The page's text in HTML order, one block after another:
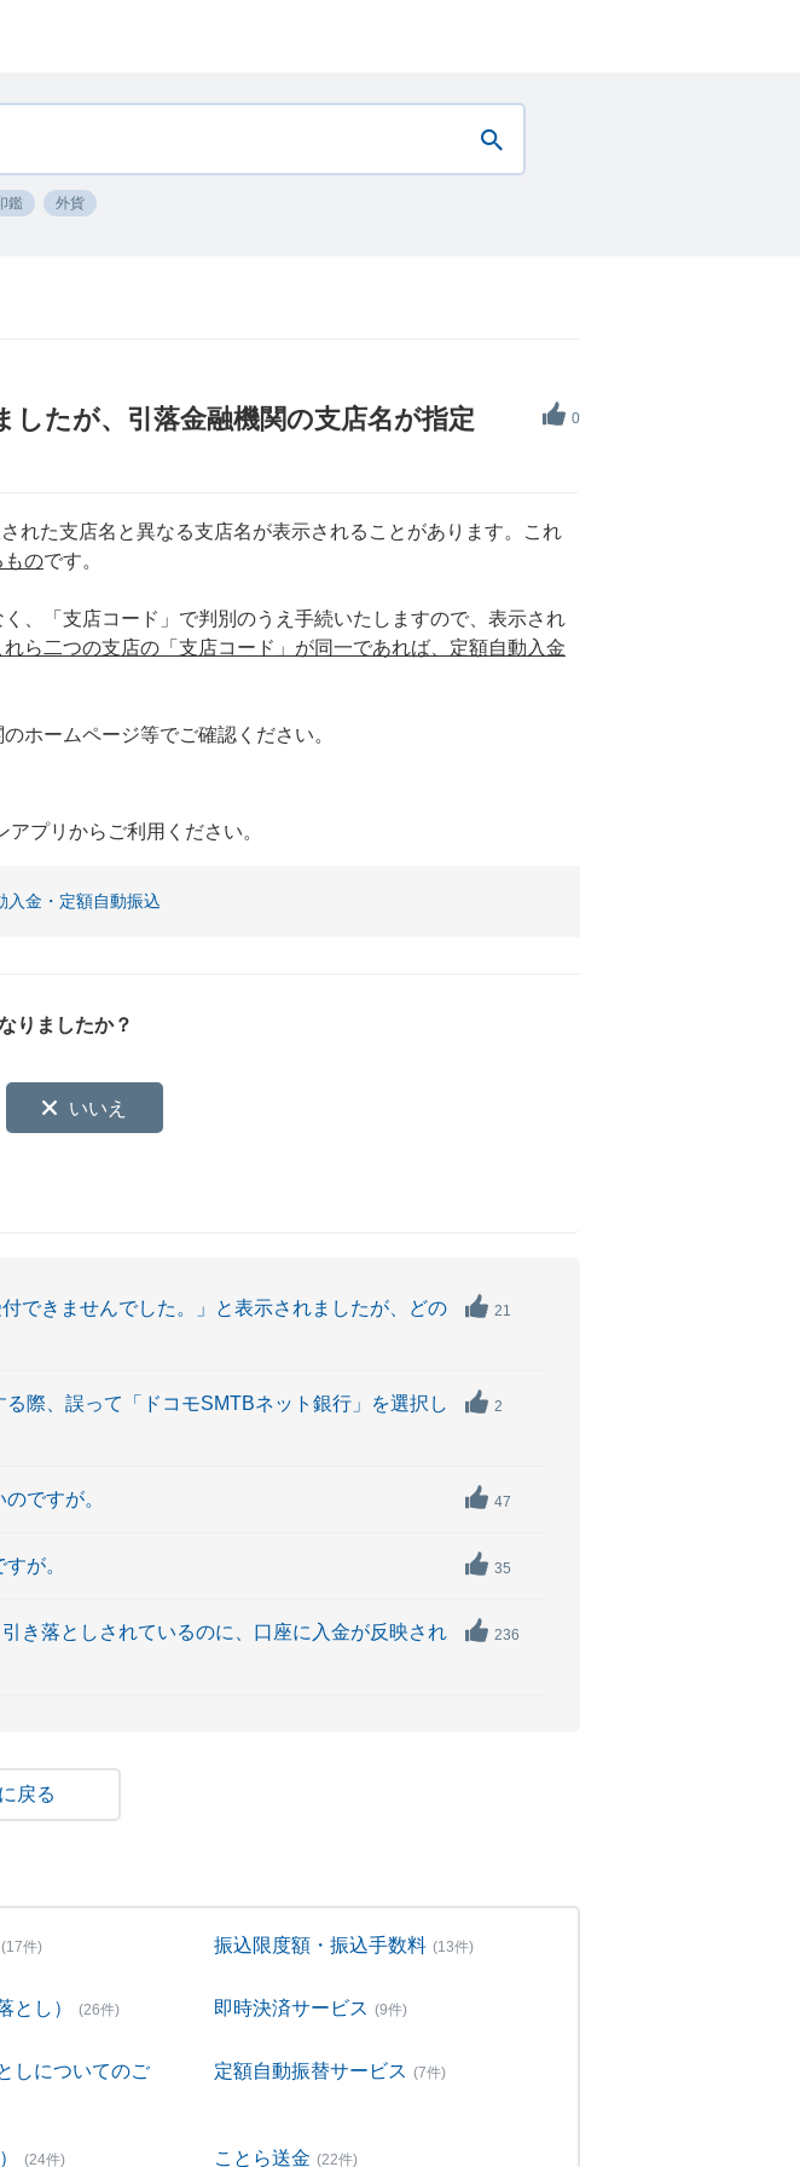
鑑 外貨
0
したが、引落金融機関の支店名が指定
れた支店名と異なる支店名が表示されることがあります。これ
ものです。
、「支店コード」で判別のうえ手続いたしますので、表示され
れら二つの支店の「支店コード」が同一であれば、定額自動入金
ホームページ等でご確認ください。
プリからご利用ください。
入金・定額自動振込
りましたか？
いいえ
できませんでした。」と表示されましたが、どの
21
際、誤って「ドコモSMTBネット銀行」を選択し
2
ですが。 47
が。 35
き落としされているのに、口座に入金が反映され
236
戻る
(17件) 振込限度額・振込手数料 (13件)
とし） (26件) 即時決済サービス (9件)
しについてのご
定額自動振替サービス (7件)
(24件) ことら送金 (22件)